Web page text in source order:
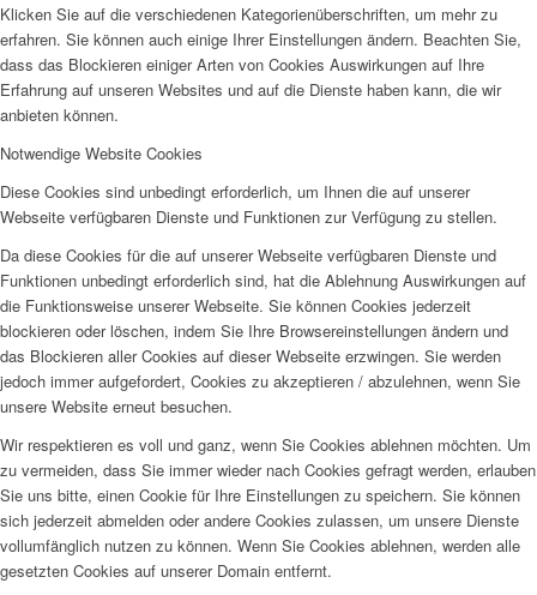
Klicken Sie auf die verschiedenen Kategorienüberschriften, um mehr zu
erfahren. Sie können auch einige Ihrer Einstellungen ändern. Beachten Sie,
dass das Blockieren einiger Arten von Cookies Auswirkungen auf Ihre
Erfahrung auf unseren Websites und auf die Dienste haben kann, die wir
anbieten können.
Notwendige Website Cookies
Diese Cookies sind unbedingt erforderlich, um Ihnen die auf unserer
Webseite verfügbaren Dienste und Funktionen zur Verfügung zu stellen.
Da diese Cookies für die auf unserer Webseite verfügbaren Dienste und
Funktionen unbedingt erforderlich sind, hat die Ablehnung Auswirkungen auf
die Funktionsweise unserer Webseite. Sie können Cookies jederzeit
blockieren oder löschen, indem Sie Ihre Browsereinstellungen ändern und
das Blockieren aller Cookies auf dieser Webseite erzwingen. Sie werden
jedoch immer aufgefordert, Cookies zu akzeptieren / abzulehnen, wenn Sie
unsere Website erneut besuchen.
Wir respektieren es voll und ganz, wenn Sie Cookies ablehnen möchten. Um
zu vermeiden, dass Sie immer wieder nach Cookies gefragt werden, erlauben
Sie uns bitte, einen Cookie für Ihre Einstellungen zu speichern. Sie können
sich jederzeit abmelden oder andere Cookies zulassen, um unsere Dienste
vollumfänglich nutzen zu können. Wenn Sie Cookies ablehnen, werden alle
gesetzten Cookies auf unserer Domain entfernt.